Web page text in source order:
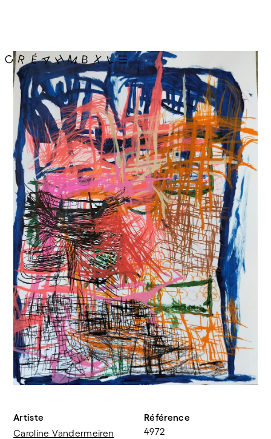
Artiste
Caroline Vandermeiren
Référence
4972